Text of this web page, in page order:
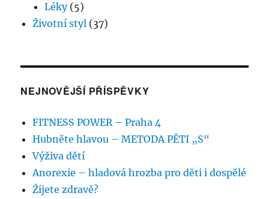
Léky(5)
Životní styl (37)
NEJNOVĚJŠÍ PŘÍSPĚVKY
FITNESS POWER – Praha 4
Hubněte hlavou – METODA PĚTI „S“
Výživa dětí
Anorexie – hladová hrozba pro děti i dospělé
Žijete zdravě?